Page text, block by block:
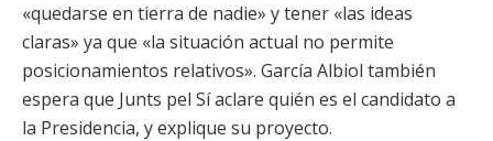
«quedarse en tierra de nadie» y tener «las ideas
claras» ya que «la situación actual no permite
posicionamientos relativos». García Albiol también
espera que Junts pel Sí aclare quién es el candidato a
la Presidencia, y explique su proyecto.